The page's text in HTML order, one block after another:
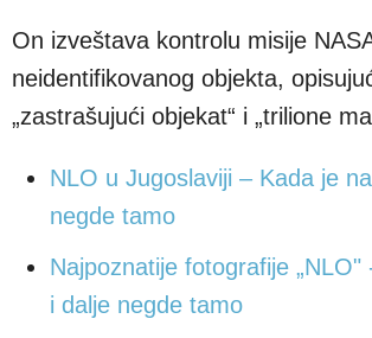
On izveštava kontrolu misije
neidentifikovanog objekta,
„zastrašujući objekat“ i „trilione
NLO u Jugoslaviji – Kada je
negde tamo
Najpoznatije fotografije „NLO"
i dalje negde tamo